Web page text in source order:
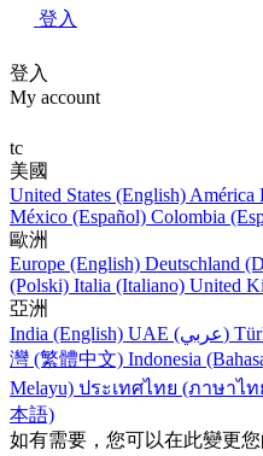
登入
登入
My account
tc
美國
United States (English) América
México (Español) Colombia
歐洲
Europe (English) Deutschland
(Polski) Italia (Italiano) United
亞洲
India (English)
UAE (عربي)
灣 (繁體中文) Indonesia
Melayu) ประเทศไทย (ภาษาไท
本語)
如有需要，您可以在此變更